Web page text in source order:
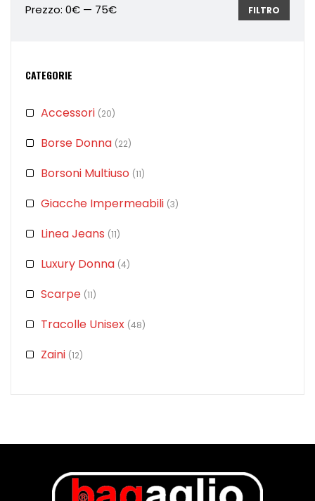
FILTRO
Prezzo: 0€ — 75€
CATEGORIE
Accessori (20)
Borse Donna (22)
Borsoni Multiuso (11)
Giacche Impermeabili (3)
Linea Jeans (11)
Luxury Donna (4)
Scarpe (11)
Tracolle Unisex (48)
Zaini (12)